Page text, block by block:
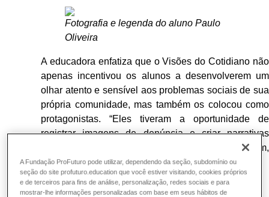
Fotografia e legenda do aluno Paulo
Oliveira
A educadora enfatiza que o Visões do Cotidiano não
apenas incentivou os alunos a desenvolverem um
olhar atento e sensível aos problemas sociais de sua
própria comunidade, mas também os colocou como
protagonistas. “Eles tiveram a oportunidade de
registrar imagens de denúncia e criar narrativas
exclusivas sobre os cenários que observaram,
enriquecendo ainda mais o aprendizado.”
Imersão Ferramentas Digitais
A Fundação ProFuturo pode utilizar, dependendo da seção, subdomínio ou
seção do site profuturo.education que você estiver visitando, cookies próprios
e de terceiros para fins de análise, personalização, redes sociais e para
mostrar-lhe informações personalizadas com base em seus hábitos de